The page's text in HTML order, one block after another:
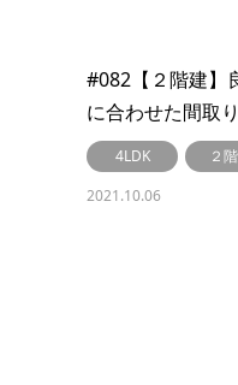
#082【２階建】
に合わせた間取
リブワーク～】
4LDK
２
2021.10.06